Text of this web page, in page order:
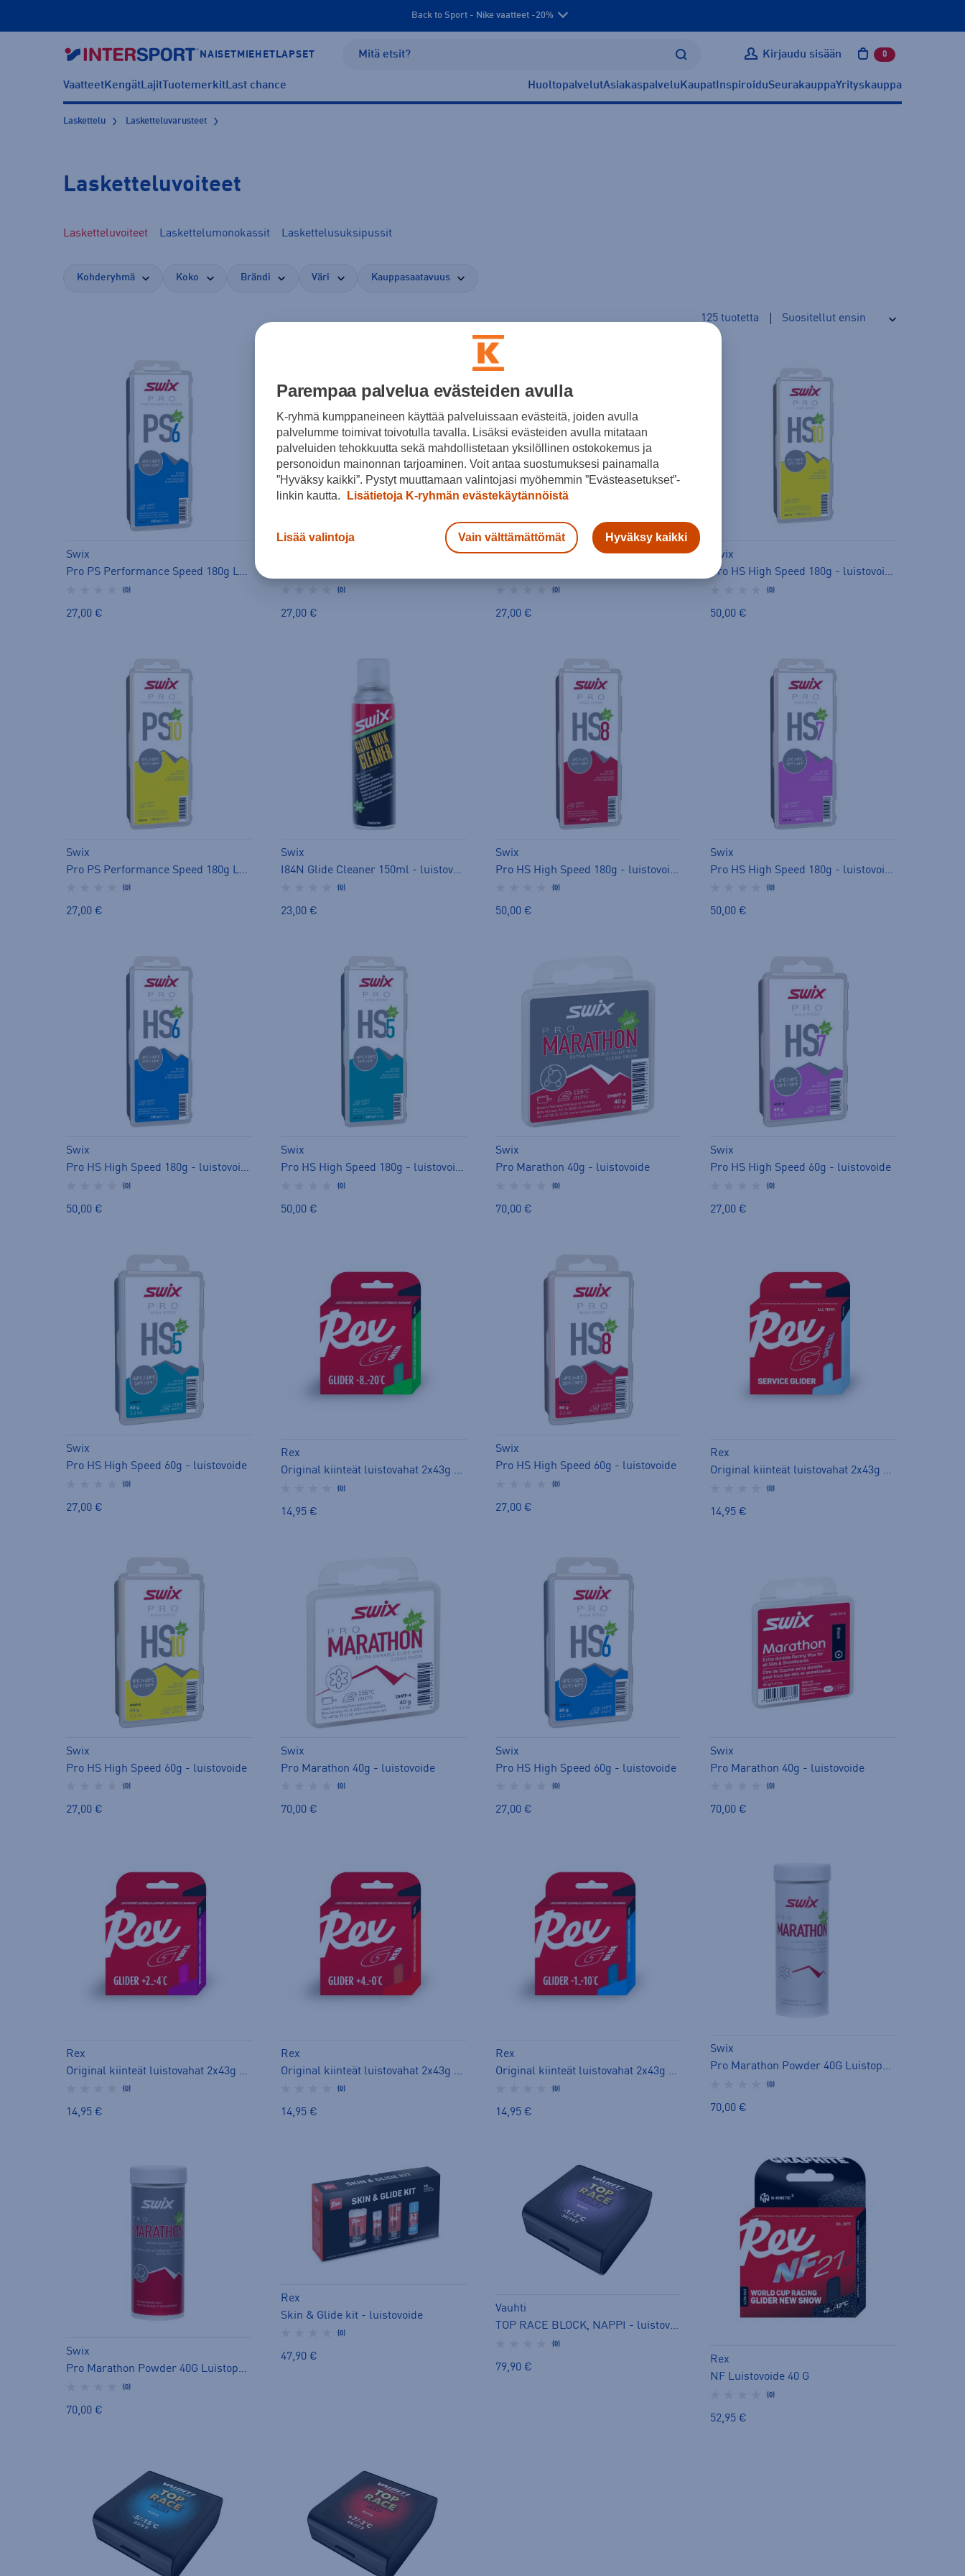
Back to Sport - Nike vaatteet -20%
NAISET MIEHET LAPSET Kirjaudu sisään 0 tuotetta
VaatteetKengätLajitTuotemerkitLast chance HuoltopalvelutAsiakaspalvelu Kaupat InspiroiduSeurakauppaYrityskauppa
Laskettelu Lasketteluvarusteet
Lasketteluvoiteet
Lasketteluvoiteet Laskettelumonokassit Laskettelusuksipussit
Kohderyhmä Koko Brändi Väri Kauppasaatavuus
125 tuotetta
Swix
Pro PS Performance Speed 180g Luistovoiteet - luistovoide
(0)
27,00 €
(0)
27,00 €
Swix
(0)
27,00 €
Swix
Pro HS High Speed 180g - luistovoide
(0)
50,00 €
Swix
Pro PS Performance Speed 180g Luistovoiteet - luistovoide
(0)
27,00 €
Swix
I84N Glide Cleaner 150ml - luistovoide
(0)
23,00 €
Swix
Pro HS High Speed 180g - luistovoide
(0)
50,00 €
Swix
Pro HS High Speed 180g - luistovoide
(0)
50,00 €
Swix
Pro HS High Speed 180g - luistovoide
(0)
50,00 €
Swix
Pro HS High Speed 180g - luistovoide
(0)
50,00 €
Swix
Pro Marathon 40g - luistovoide
(0)
70,00 €
Swix
Pro HS High Speed 60g - luistovoide
(0)
27,00 €
Swix
Pro HS High Speed 60g - luistovoide
(0)
27,00 €
Rex
Original kiinteät luistovahat 2x43g - luistovoide
(0)
14,95 €
Swix
Pro HS High Speed 60g - luistovoide
(0)
27,00 €
Rex
Original kiinteät luistovahat 2x43g - luistovoide
(0)
14,95 €
Swix
Pro HS High Speed 60g - luistovoide
(0)
27,00 €
Swix
Pro Marathon 40g - luistovoide
(0)
70,00 €
Swix
Pro HS High Speed 60g - luistovoide
(0)
27,00 €
Swix
Pro Marathon 40g - luistovoide
(0)
70,00 €
Rex
Original kiinteät luistovahat 2x43g - luistovoide
(0)
14,95 €
Rex
Original kiinteät luistovahat 2x43g - luistovoide
(0)
14,95 €
Rex
Original kiinteät luistovahat 2x43g - luistovoide
(0)
14,95 €
Swix
Pro Marathon Powder 40G Luistopulverit - luistovoide
(0)
70,00 €
Swix
Pro Marathon Powder 40G Luistopulverit - luistovoide
(0)
70,00 €
Rex
Skin & Glide kit - luistovoide
(0)
47,90 €
Vauhti
TOP RACE BLOCK, NAPPI - luistovoide
(0)
79,90 €
Rex
NF Luistovoide 40 G
(0)
52,95 €
Parempaa palvelua evästeiden avulla
K-ryhmä kumppaneineen käyttää palveluissaan evästeitä, joiden avulla
palvelumme toimivat toivotulla tavalla. Lisäksi evästeiden avulla mitataan
palveluiden tehokkuutta sekä mahdollistetaan yksilöllinen ostokokemus ja
personoidun mainonnan tarjoaminen. Voit antaa suostumuksesi painamalla
”Hyväksy kaikki”. Pystyt muuttamaan valintojasi myöhemmin ”Evästeasetukset”-
linkin kautta.
Lisätietoja K-ryhmän evästekäytännöistä
Lisää valintoja Vain välttämättömät Hyväksy kaikki